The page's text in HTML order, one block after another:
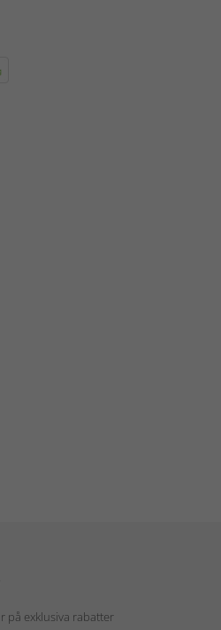
på exklusiva rabatter